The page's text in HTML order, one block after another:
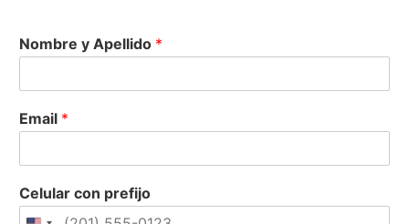
Nombre y Apellido *
Email *
Celular con prefijo